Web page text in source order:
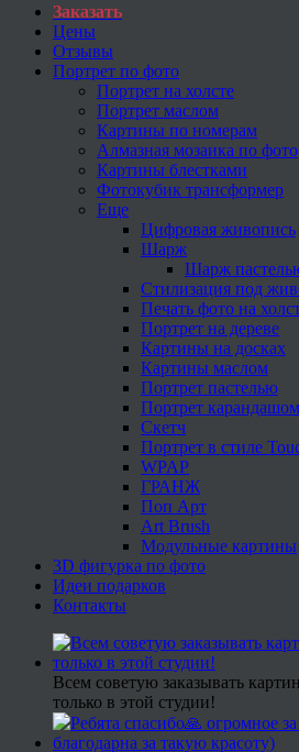
Заказать
Цены
Отзывы
Портрет по фото
Портрет на холсте
Портрет маслом
Картины по номерам
Алмазная мозаика по фото
Картины блестками
Фотокубик трансформер
Еще
Цифровая живопись
Шарж
Шарж
Стилизация под
Печать фото на
Портрет на дереве
Картины на досках
Картины маслом
Портрет пастелью
Портрет
Скетч
Портрет в стиле
WPAP
ГРАНЖ
Поп Арт
Art Brush
Модульные картины
3D фигурка по фото
Идеи подарков
Контакты
Всем советую заказывать
только в этой студии!